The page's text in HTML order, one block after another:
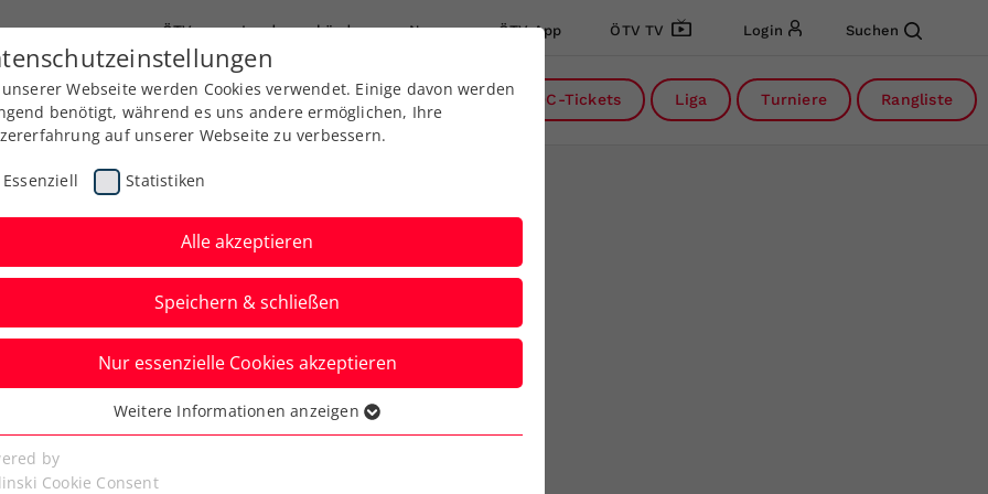
ÖTV Landesverbände News ÖTV App ÖTV TV Login Suchen
Ausbildung Services Über uns Kreise DC-Tickets Liga Turniere Rangliste
Linz: Glanz,
Webseite werden Cookies verwendet. Einige davon werden
benötigt, während es uns andere ermöglichen, Ihre
auf unserer Webseite zu verbessern.
Essenziell Statistiken
Alle akzeptieren
Speichern & schließen
Nur essenzielle Cookies akzeptieren
Cookies werden für grundlegende Funktionen der
benötigt. Dadurch ist gewährleistet, dass die Webseite
Weitere Informationen anzeigen
by
Cookie Consent